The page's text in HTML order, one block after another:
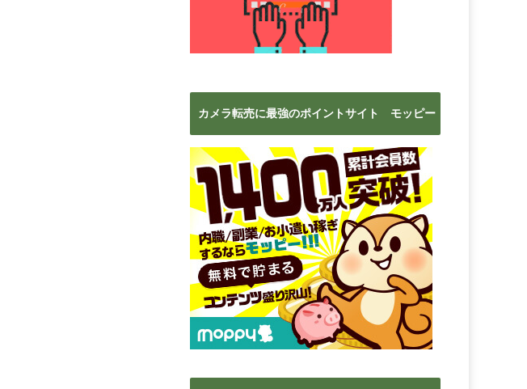
カメラ転売に最強のポイントサイト モッピー